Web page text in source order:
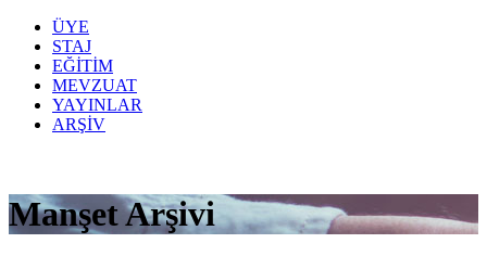
ÜYE
STAJ
EĞİTİM
MEVZUAT
YAYINLAR
ARŞİV
Manşet Arşivi